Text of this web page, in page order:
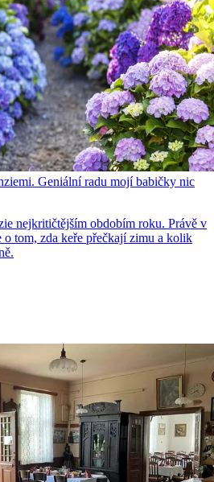
Geniální radu mojí babičky nic
nejkritičtějším obdobím roku. Právě v
o tom, zda keře přečkají zimu a kolik